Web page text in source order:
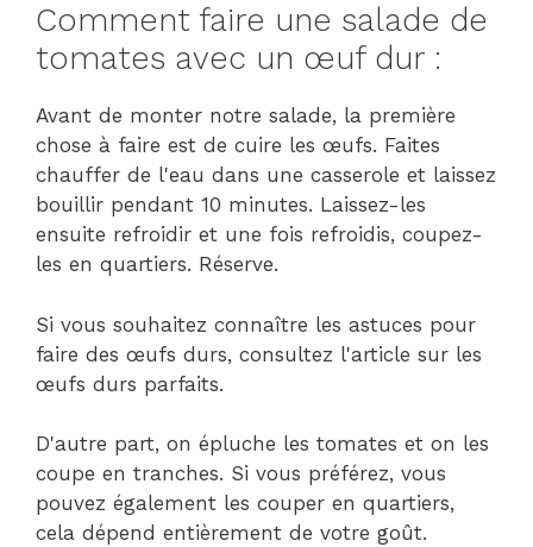
Comment faire une salade de
tomates avec un œuf dur :
Avant de monter notre salade, la première
chose à faire est de cuire les œufs. Faites
chauffer de l'eau dans une casserole et laissez
bouillir pendant 10 minutes. Laissez-les
ensuite refroidir et une fois refroidis, coupez-
les en quartiers. Réserve.
Si vous souhaitez connaître les astuces pour
faire des œufs durs, consultez l'article sur les
œufs durs parfaits.
D'autre part, on épluche les tomates et on les
coupe en tranches. Si vous préférez, vous
pouvez également les couper en quartiers,
cela dépend entièrement de votre goût.